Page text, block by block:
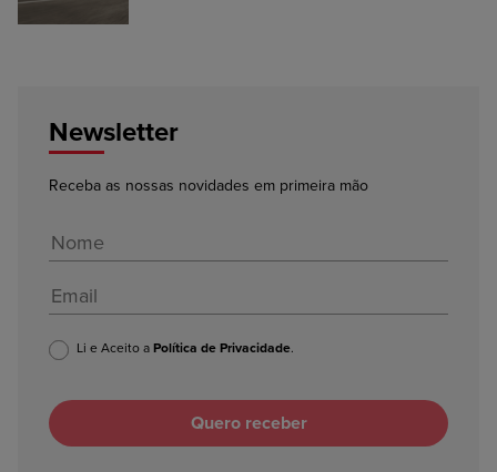
Newsletter
Receba as nossas novidades em primeira mão
Li e Aceito a Política de Privacidade